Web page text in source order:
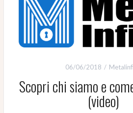
06/06/2018
Scopri chi siamo e
(video)